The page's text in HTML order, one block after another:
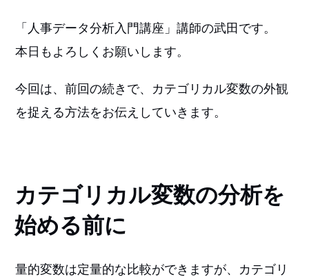
「人事データ分析入門講座」講師の武田です。
本日もよろしくお願いします。
今回は、前回の続きで、カテゴリカル変数の外観
を捉える方法をお伝えしていきます。
カテゴリカル変数の分析を
始める前に
量的変数は定量的な比較ができますが、カテゴリ